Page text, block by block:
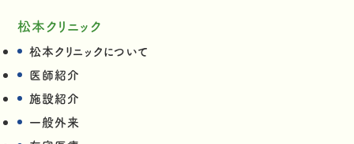
松本クリニック
松本クリニックについて
医師紹介
施設紹介
一般外来